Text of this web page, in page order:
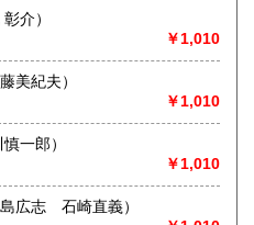
彰介）
￥1,010
安藤美紀夫）
￥1,010
川慎一郎）
￥1,010
ん 大島広志 石崎直義）